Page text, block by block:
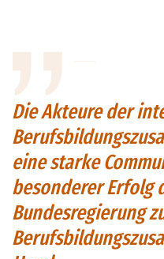
Die Akteure der
eine starke
besonderer Erfolg
Bundesregierung